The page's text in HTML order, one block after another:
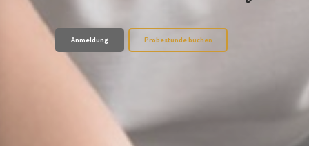
Anmeldung Probestunde buchen